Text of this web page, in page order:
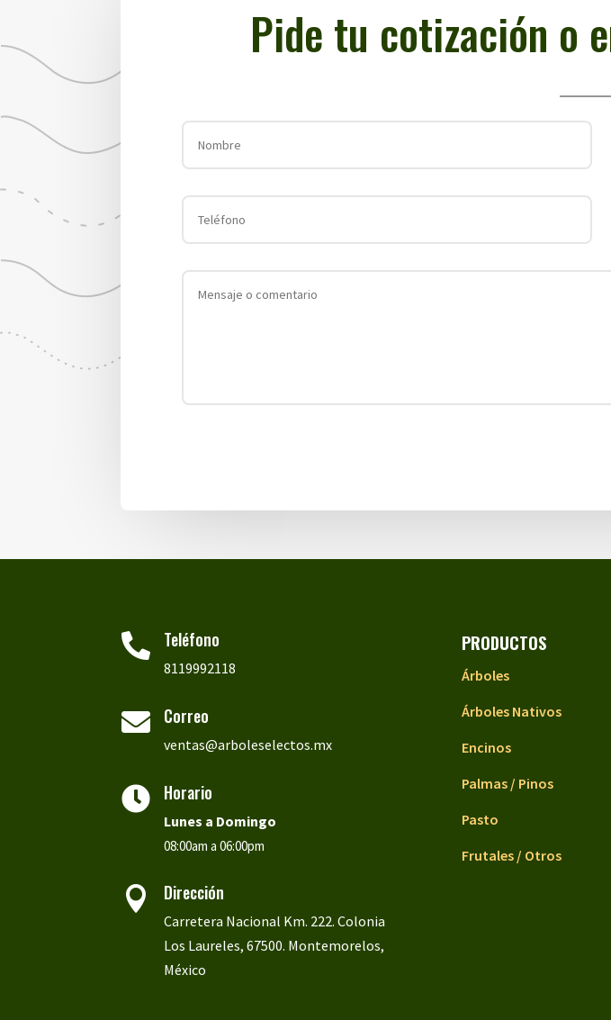
Pide tu cotización o
 Teléfono
8119992118
 Correo
ventas@arboleselectos.mx
 Horario
Lunes a Domingo
08:00am a 06:00pm
 Dirección
Carretera Nacional Km. 222. Colonia
Los Laureles, 67500. Montemorelos,
México
PRODUCTOS
Árboles
Árboles Nativos
Encinos
Palmas / Pinos
Pasto
Frutales / Otros